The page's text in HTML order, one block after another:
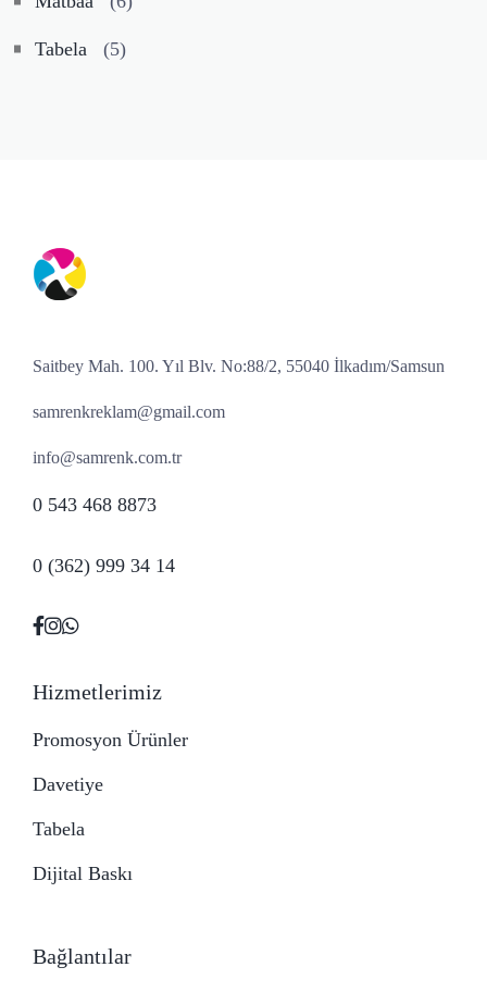
Tabela (5)
Saitbey Mah. 100. Yıl Blv. No:88/2, 55040 İlkadım/Samsun
samrenkreklam@gmail.com
info@samrenk.com.tr
0 543 468 8873
0 (362) 999 34 14
Hizmetlerimiz
Promosyon Ürünler
Davetiye
Tabela
Dijital Baskı
Bağlantılar